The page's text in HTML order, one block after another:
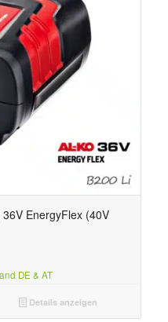
EnergyFlex (40V
DE & AT
Details anzeigen